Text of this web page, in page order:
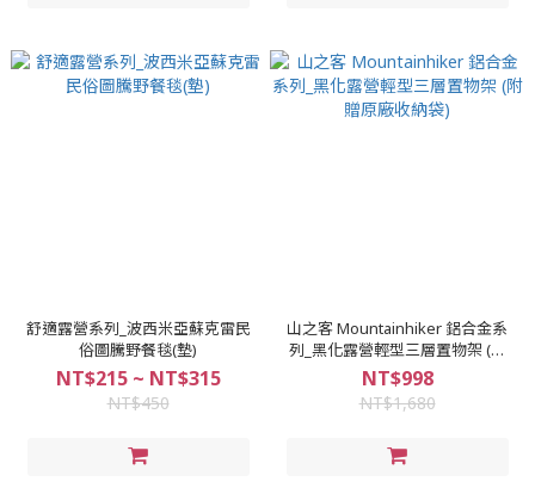
舒適露營系列_波西米亞蘇克雷民
俗圖騰野餐毯(墊)
NT$215 ~ NT$315
NT$450
山之客 Mountainhiker 鋁合金系
列_黑化露營輕型三層置物架 (附
贈原廠收納袋)
NT$998
NT$1,680